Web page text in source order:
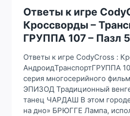
Ответы к игре
Кроссворды –
ГРУППА 107 – Пазл 5
Ответы к игре CodyCross :
АндроидТранспортГРУППА
серия многосерийного
ЭПИЗОД Традиционный
танец ЧАРДАШ В этом
на дно» БРЮГГЕ Лампа,